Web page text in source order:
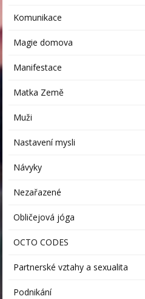
Komunikace
Magie domova
Manifestace
Matka Země
Muži
Nastavení mysli
Návyky
Nezařazené
Obličejová jóga
OCTO CODES
Partnerské vztahy a sexualita
Podnikání